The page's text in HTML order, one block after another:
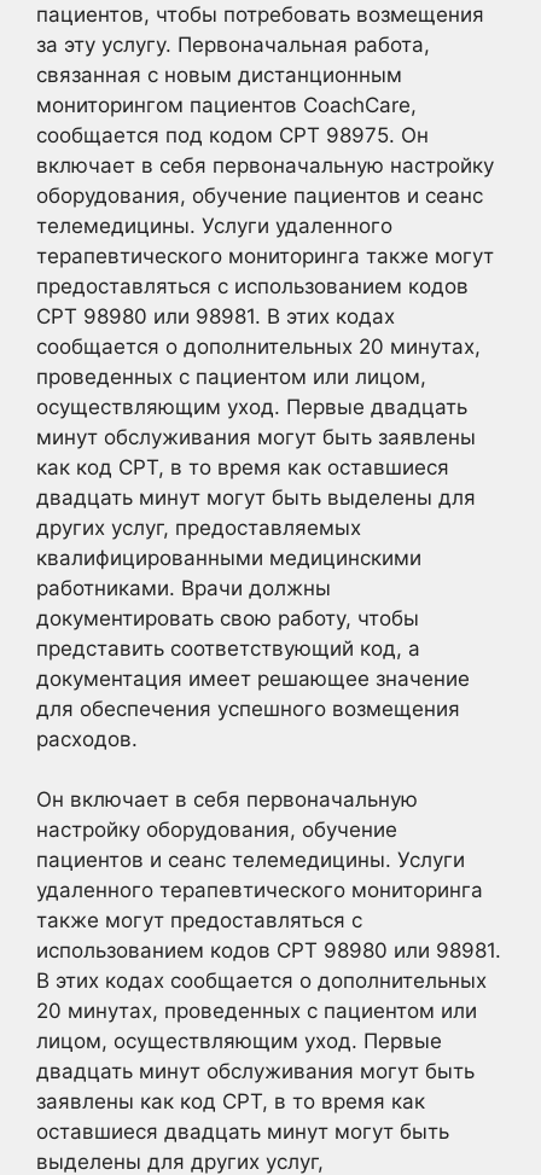
пациентов, чтобы потребовать возмещения
за эту услугу. Первоначальная работа,
связанная с новым дистанционным
мониторингом пациентов CoachCare,
сообщается под кодом CPT 98975. Он
включает в себя первоначальную настройку
оборудования, обучение пациентов и сеанс
телемедицины. Услуги удаленного
терапевтического мониторинга также могут
предоставляться с использованием кодов
CPT 98980 или 98981. В этих кодах
сообщается о дополнительных 20 минутах,
проведенных с пациентом или лицом,
осуществляющим уход. Первые двадцать
минут обслуживания могут быть заявлены
как код CPT, в то время как оставшиеся
двадцать минут могут быть выделены для
других услуг, предоставляемых
квалифицированными медицинскими
работниками. Врачи должны
документировать свою работу, чтобы
представить соответствующий код, а
документация имеет решающее значение
для обеспечения успешного возмещения
расходов.
Он включает в себя первоначальную
настройку оборудования, обучение
пациентов и сеанс телемедицины. Услуги
удаленного терапевтического мониторинга
также могут предоставляться с
использованием кодов CPT 98980 или 98981.
В этих кодах сообщается о дополнительных
20 минутах, проведенных с пациентом или
лицом, осуществляющим уход. Первые
двадцать минут обслуживания могут быть
заявлены как код CPT, в то время как
оставшиеся двадцать минут могут быть
выделены для других услуг,